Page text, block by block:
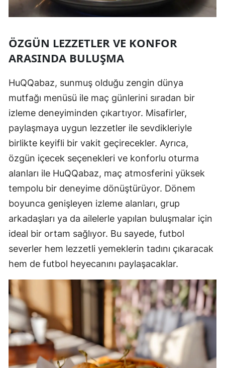
ÖZGÜN LEZZETLER VE KONFOR
ARASINDA BULUŞMA
HuQQabaz, sunmuş olduğu zengin dünya
mutfağı menüsü ile maç günlerini sıradan bir
izleme deneyiminden çıkartıyor. Misafirler,
paylaşmaya uygun lezzetler ile sevdikleriyle
birlikte keyifli bir vakit geçirecekler. Ayrıca,
özgün içecek seçenekleri ve konforlu oturma
alanları ile HuQQabaz, maç atmosferini yüksek
tempolu bir deneyime dönüştürüyor. Dönem
boyunca genişleyen izleme alanları, grup
arkadaşları ya da ailelerle yapılan buluşmalar için
ideal bir ortam sağlıyor. Bu sayede, futbol
severler hem lezzetli yemeklerin tadını çıkaracak
hem de futbol heyecanını paylaşacaklar.